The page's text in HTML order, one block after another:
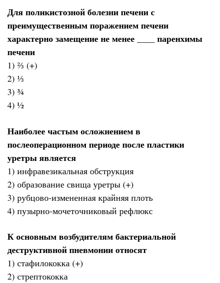
Для поликистозной болезни печени с
преимущественным поражением печени
характерно замещение не менее ____ паренхимы
печени
1) ⅔ (+)
2) ⅓
3) ¾
4) ½
Наиболее частым осложнением в
послеоперационном периоде после пластики
уретры является
1) инфравезикальная обструкция
2) образование свища уретры (+)
3) рубцово-измененная крайняя плоть
4) пузырно-мочеточниковый рефлюкс
К основным возбудителям бактериальной
деструктивной пневмонии относят
1) стафилококка (+)
2) стрептококка